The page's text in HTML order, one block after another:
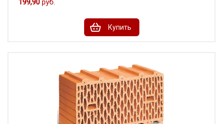
199,90 руб.
Купить